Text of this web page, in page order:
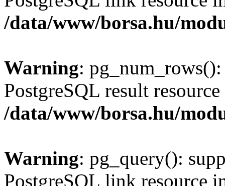
/data/www/borsa.hu/
Warning:
PostgreSQL result
/data/www/borsa.hu/
Warning: pg_query():
PostgreSQL link resource